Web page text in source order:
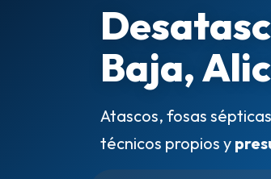
Baja,
Atascos, fosas
técnicos propios y